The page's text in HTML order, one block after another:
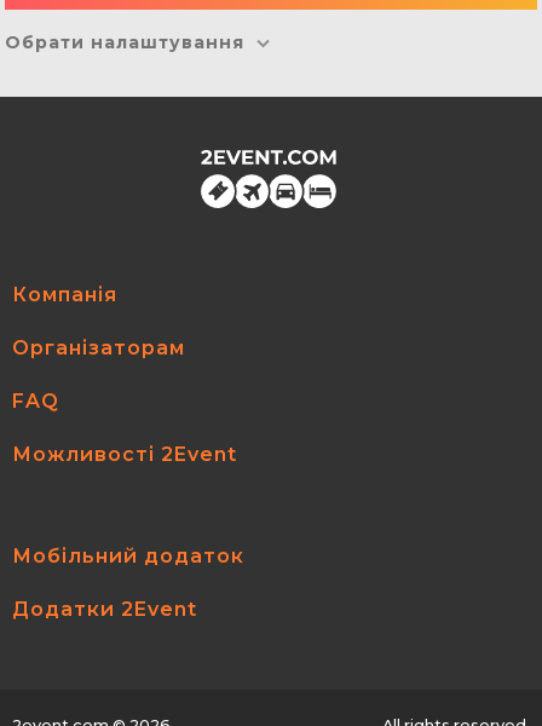
Обрати налаштування
Компанія
Організаторам
FAQ
Можливості 2Event
Мобільний додаток
Додатки 2Event